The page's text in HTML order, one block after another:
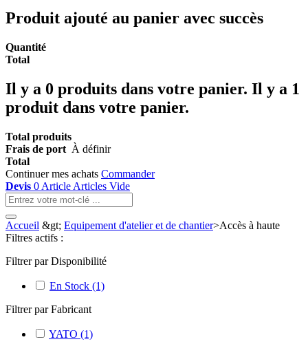
Produit ajouté au panier avec succès
Quantité
Total
Il y a 0 produits dans votre panier. Il y a 1
produit dans votre panier.
Total produits
Frais de port À définir
Total
Continuer mes achats Commander
Devis 0 Article Articles Vide
Accueil &gt; Equipement d'atelier et de chantier>Accès à haute
Filtres actifs :
Filtrer par Disponibilité
En Stock (1)
Filtrer par Fabricant
YATO (1)